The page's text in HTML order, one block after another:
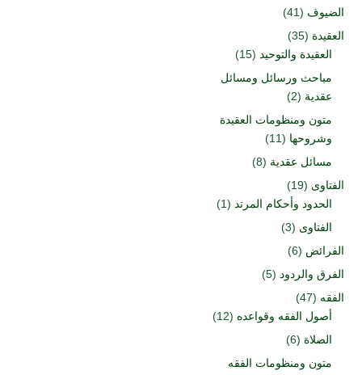
الضيوف (41)
العقيدة (35)
العقيدة والتوحيد (15)
مباحث ورسائل ومسائل
عقدية (2)
متون ومنظومات العقيدة
وشروحها (11)
مسائل عقدية (8)
الفتاوى (19)
الحدود وأحكام المرتد (1)
الفتاوى (3)
الفرائض (6)
الفرق والردود (5)
الفقه (47)
أصول الفقه وقواعده (12)
الصلاة (6)
متون ومنظومات الفقه